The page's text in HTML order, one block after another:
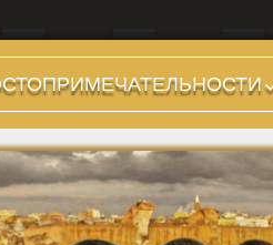
и остров.
Площади,
Термы